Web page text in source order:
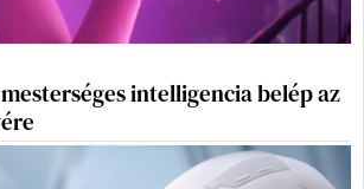
intelligencia belép az